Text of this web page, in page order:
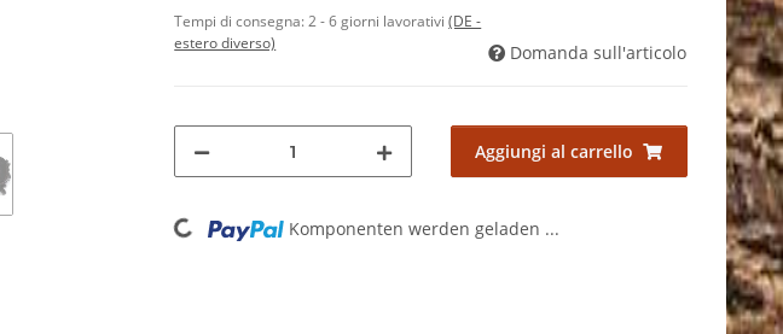
Tempi di consegna:2 - 6 giorni lavorativi(DE -
estero diverso)
Domanda sull'articolo
Aggiungi al carrello
Loading... Komponenten werden geladen ...